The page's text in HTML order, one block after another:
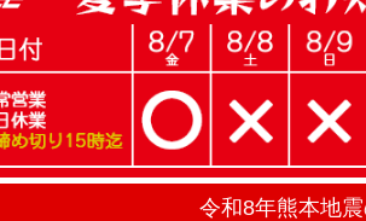
令和8年熊本地